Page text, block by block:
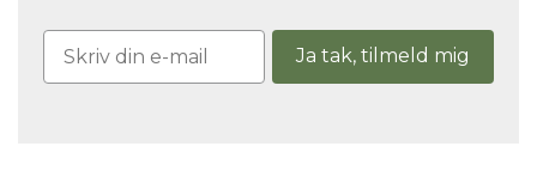
Ja tak, tilmeld mig